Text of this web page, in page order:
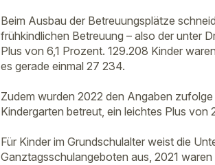
Beim Ausbau der Betreuungsplätze
frühkindlichen Betreuung – also der unter
Plus von 6,1 Prozent. 129.208 Kinder
es gerade einmal 27 234.
Zudem wurden 2022 den Angaben
Kindergarten betreut, ein leichtes Plus von
Für Kinder im Grundschulalter weist die
Ganztagsschulangeboten aus, 2021